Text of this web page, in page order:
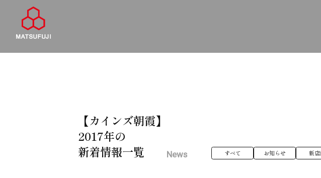
【カインズ朝霞】
2017年の
新着情報一覧
News すべて お知らせ 新